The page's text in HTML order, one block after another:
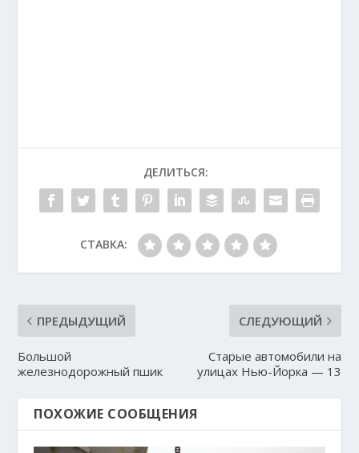
ДЕЛИТЬСЯ:
СТАВКА:
ПРЕДЫДУЩИЙ
Большой
железнодорожный пшик
СЛЕДУЮЩИЙ
Старые автомобили на
улицах Нью-Йорка — 13
ПОХОЖИЕ СООБЩЕНИЯ